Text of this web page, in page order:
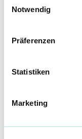
Notwendig
Präferenzen
Statistiken
Marketing